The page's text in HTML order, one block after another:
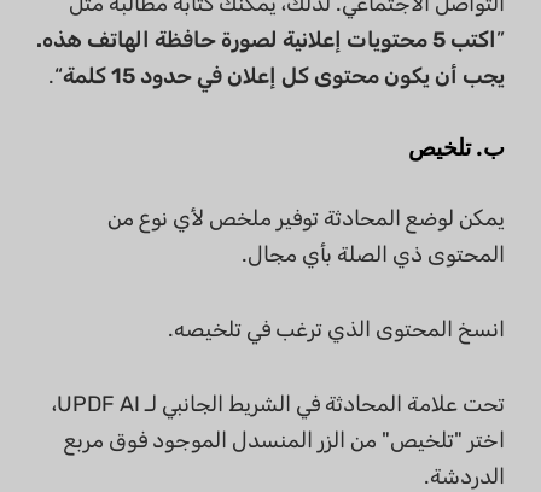
”اكتب 5 محتويات إعلانية لصورة حافظة الهاتف هذه.
يجب أن يكون محتوى كل إعلان في حدود 15 كلمة
“.
ب. تلخيص
يمكن لوضع المحادثة توفير ملخص لأي نوع من
المحتوى ذي الصلة بأي مجال.
انسخ المحتوى الذي ترغب في تلخيصه.
تحت علامة المحادثة في الشريط الجانبي لـ UPDF AI،
اختر "تلخيص" من الزر المنسدل الموجود فوق مربع
الدردشة.